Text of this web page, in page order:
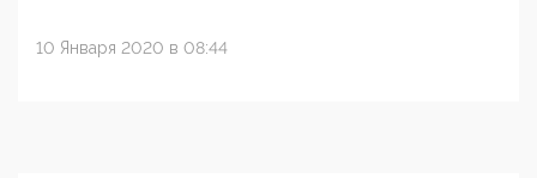
10 Января 2020 в 08:44